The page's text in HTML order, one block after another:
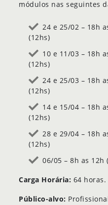
módulos nas seguintes
24 e 25/02 – 18h
(12hs)
10 e 11/03 – 18h
(12hs)
24 e 25/03 – 18h
(12hs)
14 e 15/04 – 18h
(12hs)
28 e 29/04 – 18h
(12hs)
06/05 – 8h as 12h
Carga Horária: 64 horas.
Público-alvo: